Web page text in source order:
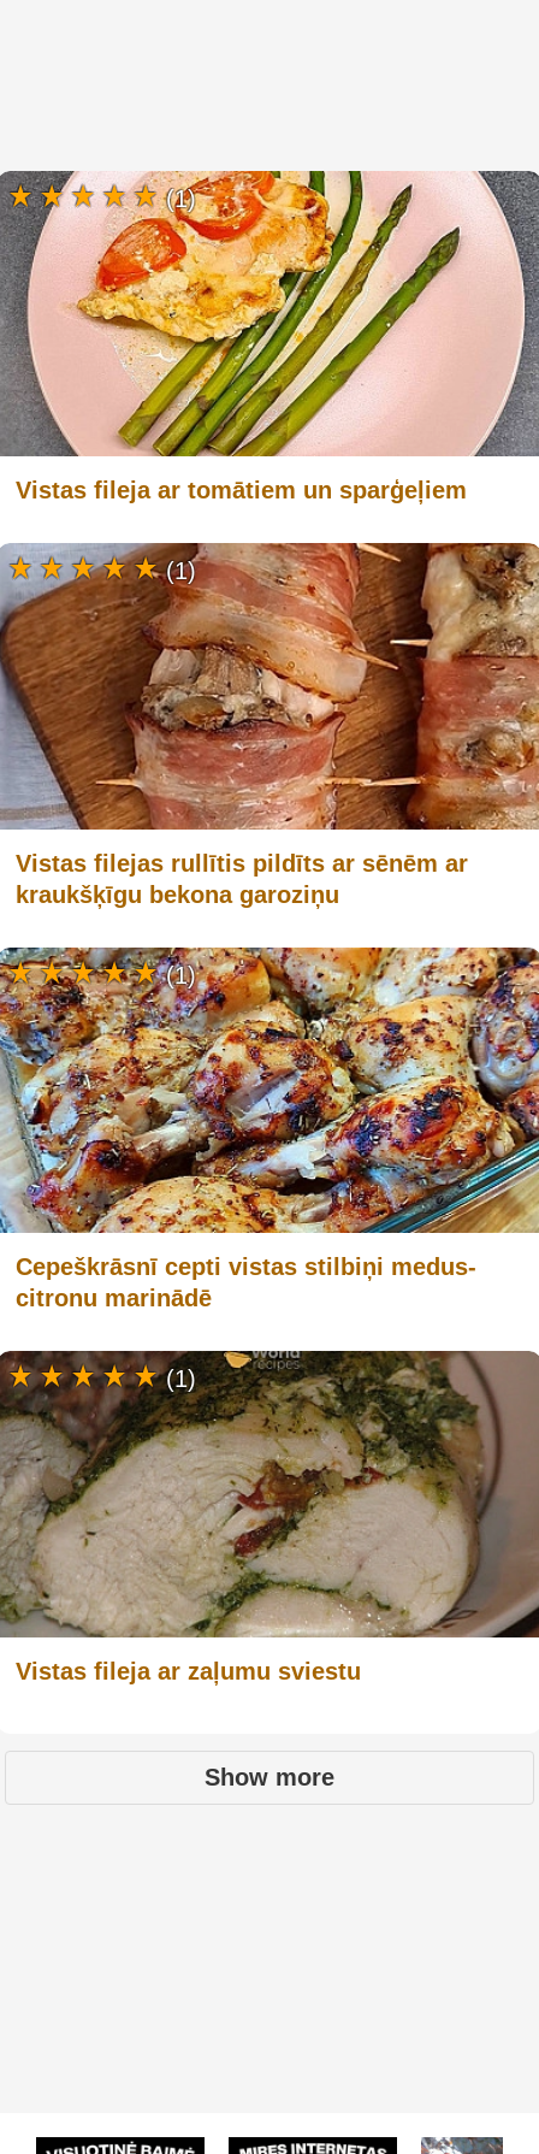
Vistas fileja ar tomātiem un sparģeļiem
(1)
Vistas filejas rullītis pildīts ar sēnēm ar
kraukšķīgu bekona garoziņu
(1)
Cepeškrāsnī cepti vistas stilbiņi medus-
citronu marinādē
(1)
Vistas fileja ar zaļumu sviestu
(1)
Show more